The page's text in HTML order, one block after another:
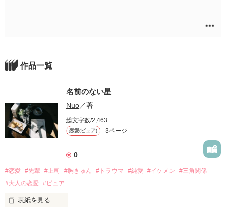
作品一覧
名前のない星
Nuo／著
総文字数/2,463
恋愛(ピュア) 3ページ
0
#恋愛 #先輩 #上司 #胸きゅん #トラウマ #純愛 #イケメン
#三角関係
#大人の恋愛
#ピュア
表紙を見る